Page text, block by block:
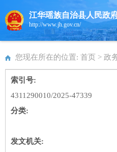
江华瑶族自治县人民政
http://www.jh.gov.cn/
您现在所在的位置: 首页 > 政
索引号:
4311290010/2025-47339
分类:
发文机关: